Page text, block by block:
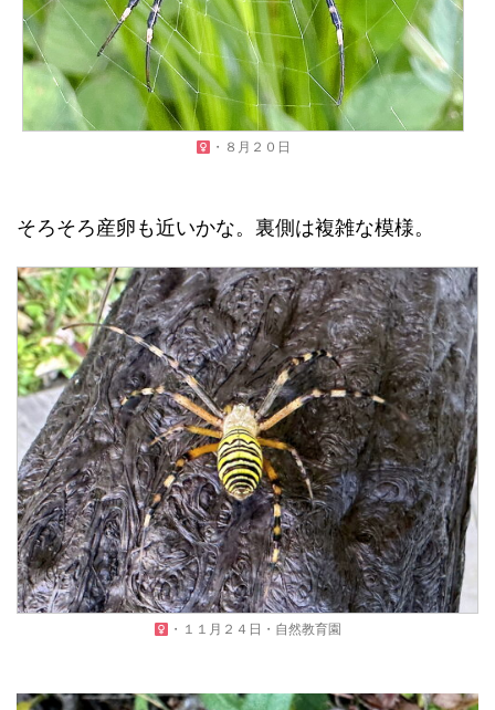
・８月２０日
そろそろ産卵も近いかな。裏側は複雑な模様。
・１１月２４日・自然教育園